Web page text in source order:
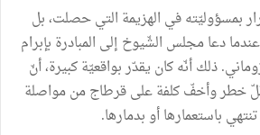
بمسؤوليّته في الهزيمة التي حصلت، بل
دعا مجلس الشّيوخ إلى المبادرة بإبرام
ذلك أنّه كان يقدّر بواقعيّة كبيرة، أنّ
أقلّ خطر وأخفّ كلفة على قرطاج من مواصلة
باستعمارها أو بدمارها.